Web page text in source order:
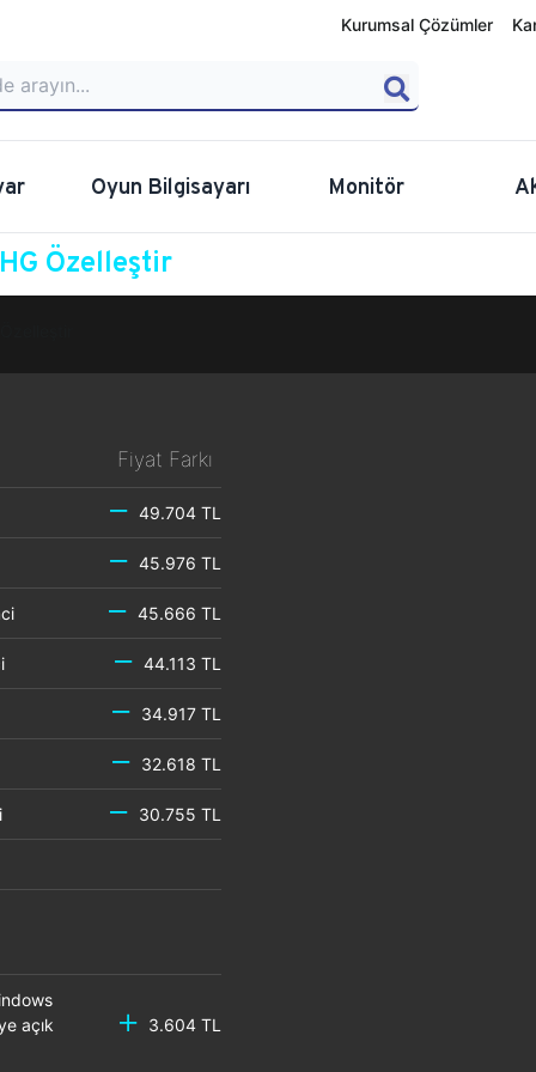
Kurumsal Çözümler
Oyun Bilgisayarı Monitör
Özelleştir
Fiyat Farkı
49.704 TL
45.976 TL
45.666 TL
44.113 TL
34.917 TL
32.618 TL
30.755 TL
açık
3.604 TL